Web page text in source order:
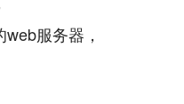
服务器，